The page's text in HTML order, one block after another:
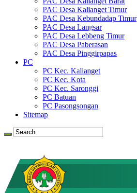
PAC Desa Kalianget Timur
PAC Desa Kebundadap Timur
PAC Desa Langsar
PAC Desa Lebbeng Timur
PAC Desa Paberasan
PAC Desa Pinggirpapas
PC
PC Kec. Kalianget
PC Kec. Kota
PC Kec. Saronggi
PC Batuan
PC Pasongsongan
Sitemap